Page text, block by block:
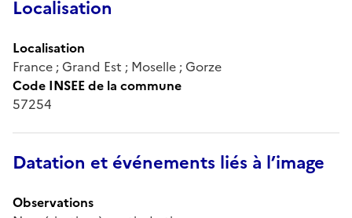
Localisation
Localisation
France ; Grand Est ; Moselle ; Gorze
Code INSEE de la commune
57254
Datation et événements liés à l’image
Observations